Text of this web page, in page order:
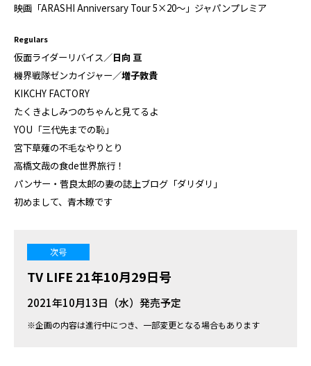
映画「ARASHI Anniversary Tour 5×20～」ジャパンプレミア
Regulars
仮面ライダーリバイス／日向 亘
機界戦隊ゼンカイジャー／増子敦貴
KIKCHY FACTORY
たくきよしみつのちゃんと見てるよ
YOU「三代先までの恥」
宮下草薙の不毛なやりとり
高橋文哉の食de世界旅行！
パンサー・菅良太郎の妻の誌上ブログ「ダリダリ」
初めまして、青木瞭です
次号
TV LIFE 21年10月29日号
2021年10月13日（水）発売予定
※企画の内容は進行中につき、一部変更となる場合もあります